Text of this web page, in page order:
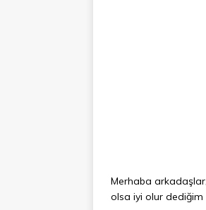
Merhaba
olsa iyi olur dediğim